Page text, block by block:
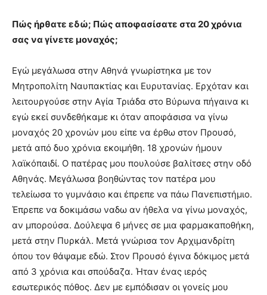
Πώς ήρθατε εδώ; Πώς αποφασίσατε στα 20 χρόνια
σας να γίνετε μοναχός;
Εγώ μεγάλωσα στην Αθηνά γνωρίστηκα με τον
Μητροπολίτη Ναυπακτίας και Ευρυτανίας. Ερχόταν και
λειτουργούσε στην Αγία Τριάδα στο Βύρωνα πήγαινα κι
εγώ εκεί συνδεθήκαμε κι όταν αποφάσισα να γίνω
μοναχός 20 χρονών μου είπε να έρθω στον Προυσό,
μετά από δυο χρόνια εκοιμήθη. 18 χρονών ήμουν
λαϊκόπαιδί. Ο πατέρας μου πουλούσε βαλίτσες στην οδό
Αθηνάς. Μεγάλωσα βοηθώντας τον πατέρα μου
τελείωσα το γυμνάσιο και έπρεπε να πάω Πανεπιστήμιο.
Έπρεπε να δοκιμάσω ναδω αν ήθελα να γίνω μοναχός,
αν μπορούσα. Δούλεψα 6 μήνες σε μια φαρμακαποθήκη,
μετά στην Πυρκάλ. Μετά γνώρισα τον Αρχιμανδρίτη
όπου τον θάψαμε εδώ. Στον Προυσό έγινα δόκιμος μετά
από 3 χρόνια και σπούδαζα. Ήταν ένας ιερός
εσωτερικός πόθος. Δεν με εμπόδισαν οι γονείς μου